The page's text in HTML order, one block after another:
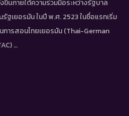
นภายใต้ความร่วมมือระหว่างรัฐบาล
เยอรมัน ในปี พ.ศ. 2523 ในชื่อแรกเริ่ม
การสอนไทยเยอรมัน (Thai-German
…